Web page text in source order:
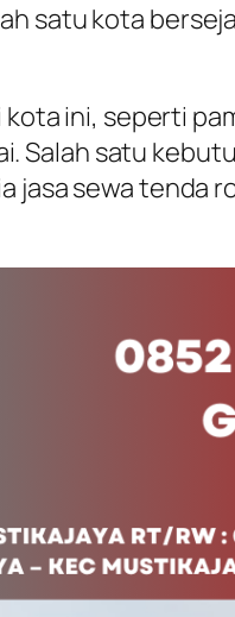
satu kota
ini, seperti
Salah satu
sewa tenda